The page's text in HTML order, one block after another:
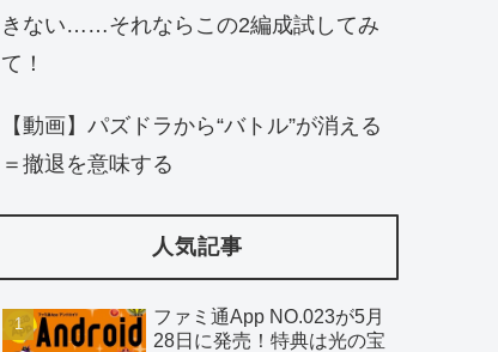
きない……それならこの2編成試してみ
て！
【動画】パズドラから“バトル”が消える
＝撤退を意味する
人気記事
ファミ通App NO.023が5月
28日に発売！特典は光の宝